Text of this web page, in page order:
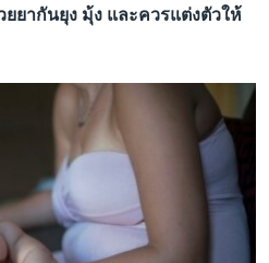
ยากันยุง มุ้ง และควรแต่งตัวให้